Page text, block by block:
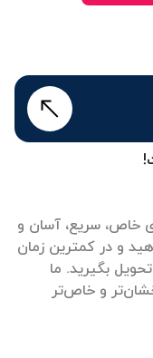
خاص، سریع، آسان و
و در کمترین زمان
بگیرید. ما
و خاص‌تر